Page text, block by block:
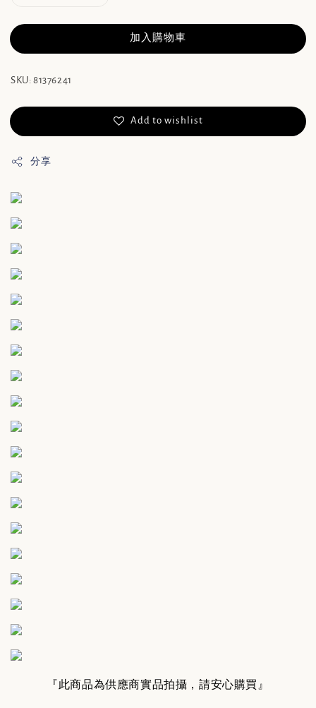
加入購物車
SKU: 81376241
Add to wishlist
分享
『此商品為供應商實品拍攝，請安心購買』